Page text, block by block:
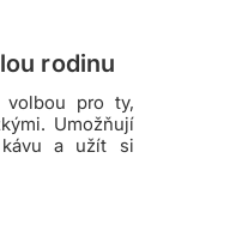
rodinu
volbou pro ty,
Umožňují
a užít si